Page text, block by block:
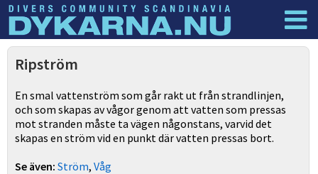
Dyknyheter
Ripström
En smal vattenström som går rakt ut från strandlinjen,
och som skapas av vågor genom att vatten som pressas
mot stranden måste ta vägen någonstans, varvid det
skapas en ström vid en punkt där vatten pressas bort.
Se även: Ström, Våg